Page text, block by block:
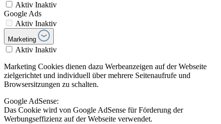
Aktiv Inaktiv
Google Ads
Aktiv Inaktiv
Marketing
Aktiv Inaktiv
Marketing Cookies dienen dazu Werbeanzeigen auf der Webseite
zielgerichtet und individuell über mehrere Seitenaufrufe und
Browsersitzungen zu schalten.
Google AdSense:
Das Cookie wird von Google AdSense für Förderung der
Werbungseffizienz auf der Webseite verwendet.